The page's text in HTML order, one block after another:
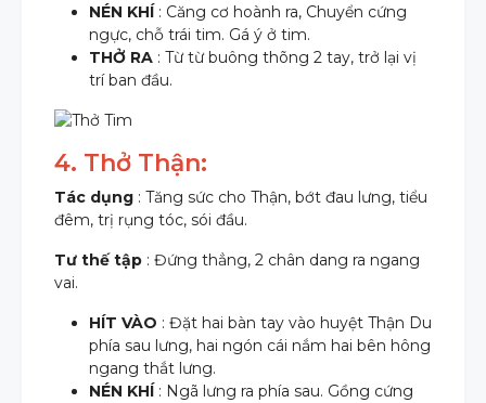
NÉN KHÍ : Căng cơ hoành ra, Chuyển cứng
ngực, chỗ trái tim. Gá ý ở tim.
THỞ RA : Từ từ buông thõng 2 tay, trở lại vị
trí ban đầu.
4. Thở Thận:
Tác dụng : Tăng sức cho Thận, bớt đau lưng, tiểu
đêm, trị rụng tóc, sói đầu.
Tư thế tập : Đứng thẳng, 2 chân dang ra ngang
vai.
HÍT VÀO : Đặt hai bàn tay vào huyệt Thận Du
phía sau lưng, hai ngón cái nắm hai bên hông
ngang thắt lưng.
NÉN KHÍ : Ngã lưng ra phía sau. Gồng cứng